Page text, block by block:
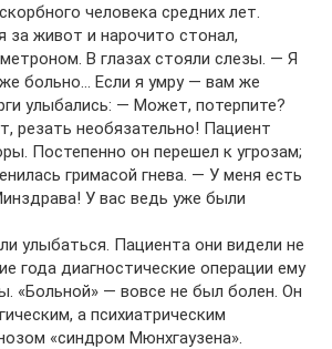
человека средних лет.
за живот и нарочито стонал,
В глазах стояли ­слезы. — Я
больно… Если я умру — вам же
­улыбались: — Может, потерпите?
резать ­необязательно! Пациент
Постепенно он перешел к угрозам;
гримасой ­гнева. — У меня есть
У вас ведь уже были
улыбаться. Пациента они видели не
года диагностические операции ему
«Больной» — вовсе не был болен. Он
а психиатрическим
«синдром Мюнхгаузена».